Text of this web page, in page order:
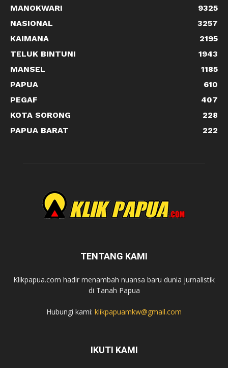
MANOKWARI
9325
NASIONAL
3257
KAIMANA
2195
TELUK BINTUNI
1943
MANSEL
1185
PAPUA
610
PEGAF
407
KOTA SORONG
228
PAPUA BARAT
222
TENTANG KAMI
Klikpapua.com hadir menambah nuansa baru dunia jurnalistik
di Tanah Papua
Hubungi kami: klikpapuamkw@gmail.com
IKUTI KAMI